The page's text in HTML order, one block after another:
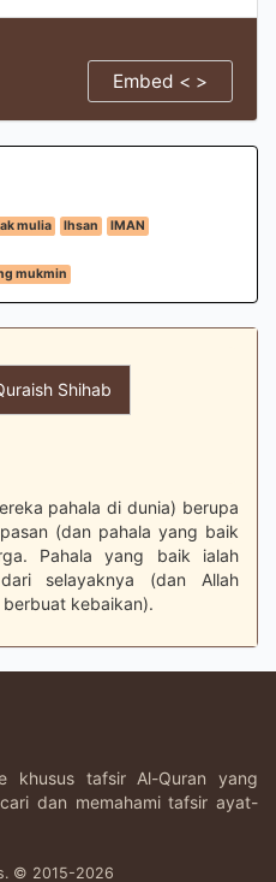
Embed < >
mulia Ihsan
IMAN
mukmin
Shihab
pahala di dunia) berupa
(dan pahala yang baik
Pahala yang baik ialah
selayaknya (dan Allah
kebaikan).
khusus tafsir Al-Quran yang
dan memahami tafsir ayat-
© 2015-2026